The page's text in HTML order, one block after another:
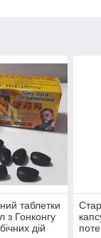
таблетки
з Гонконгу
дій